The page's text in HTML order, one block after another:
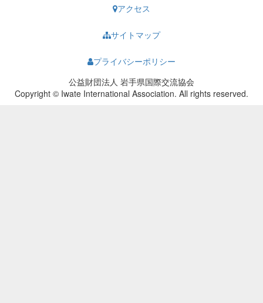
アクセス
サイトマップ
プライバシーポリシー
公益財団法人 岩手県国際交流協会
Copyright © Iwate International Association. All rights reserved.